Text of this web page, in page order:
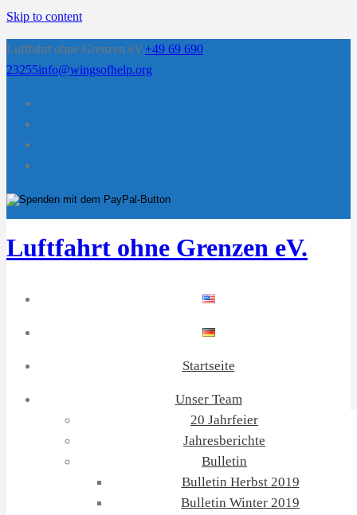
Skip to content
Luftfahrt ohne Grenzen eV.+49 69 690
23255info@wingsofhelp.org
Luftfahrt ohne Grenzen eV.
Startseite
Unser Team
20 Jahrfeier
Jahresberichte
Bulletin
Bulletin Herbst 2019
Bulletin Winter 2019